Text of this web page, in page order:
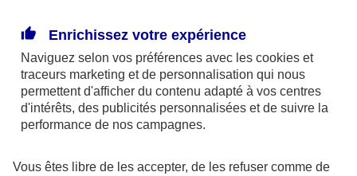
simple !
J'utilise ma carte AXA Banque avec Google
Pay pour des paiements rapides et
sécurisés.
Enrichissez votre expérience
Naviguez selon vos préférences avec les cookies et
traceurs marketing et de personnalisation qui nous
permettent d'afficher du contenu adapté à vos centres
d'intérêts, des publicités personnalisées et de suivre la
performance de nos campagnes.
Vous êtes libre de les accepter, de les refuser comme de